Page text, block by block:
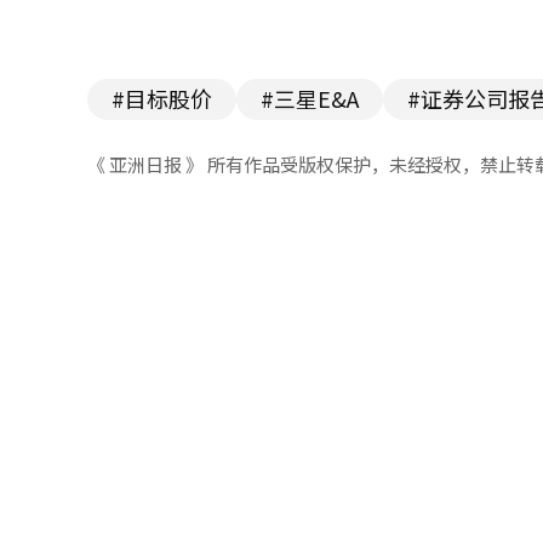
#目标股价 #三星E&A #证券公司报
《 亚洲日报 》 所有作品受版权保护，未经授权，禁止转